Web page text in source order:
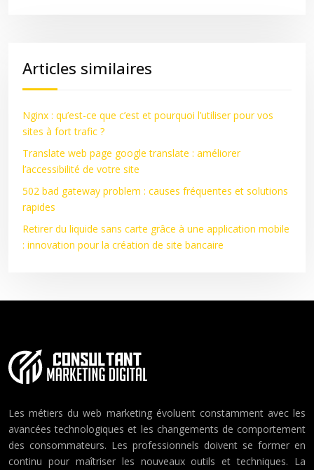
Articles similaires
Nginx : qu’est-ce que c’est et pourquoi l’utiliser pour vos
sites à fort trafic ?
Translate web page google translate : améliorer
l’accessibilité de votre site
502 bad gateway problem : causes fréquentes et solutions
rapides
Retirer du liquide sans carte grâce à une application mobile
: innovation pour la création de site bancaire
Les métiers du web marketing évoluent constamment avec les
avancées technologiques et les changements de comportement
des consommateurs. Les professionnels doivent se former en
continu pour maîtriser les nouveaux outils et techniques. La